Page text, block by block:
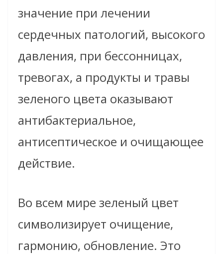
значение при лечении
сердечных патологий, высокого
давления, при бессонницах,
тревогах, а продукты и травы
зеленого цвета оказывают
антибактериальное,
антисептическое и очищающее
действие.
Во всем мире зеленый цвет
символизирует очищение,
гармонию, обновление. Это